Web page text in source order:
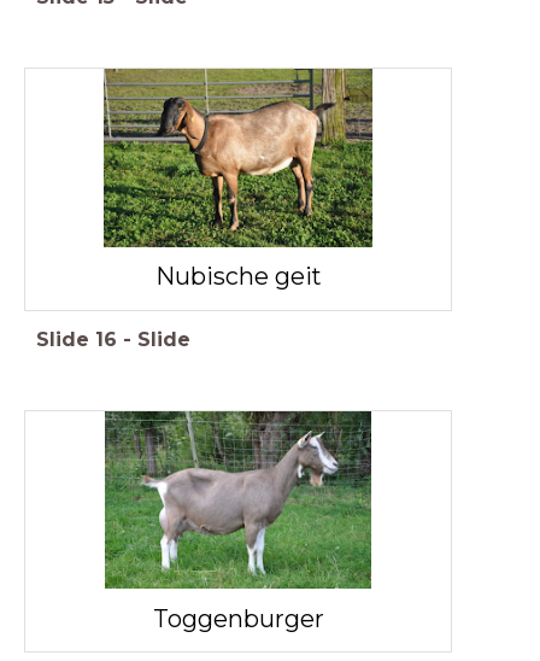
Nubische geit
Slide 16 - Slide
Toggenburger